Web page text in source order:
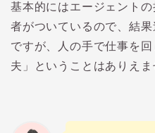
基本的にはエージェント
者がついているので、結
ですが、人の手で仕事を
夫」ということはありえま